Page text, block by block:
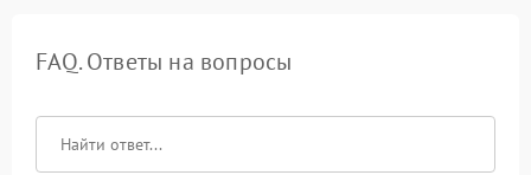
FAQ. Ответы на вопросы